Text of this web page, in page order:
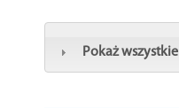
Pokaż wszystkie